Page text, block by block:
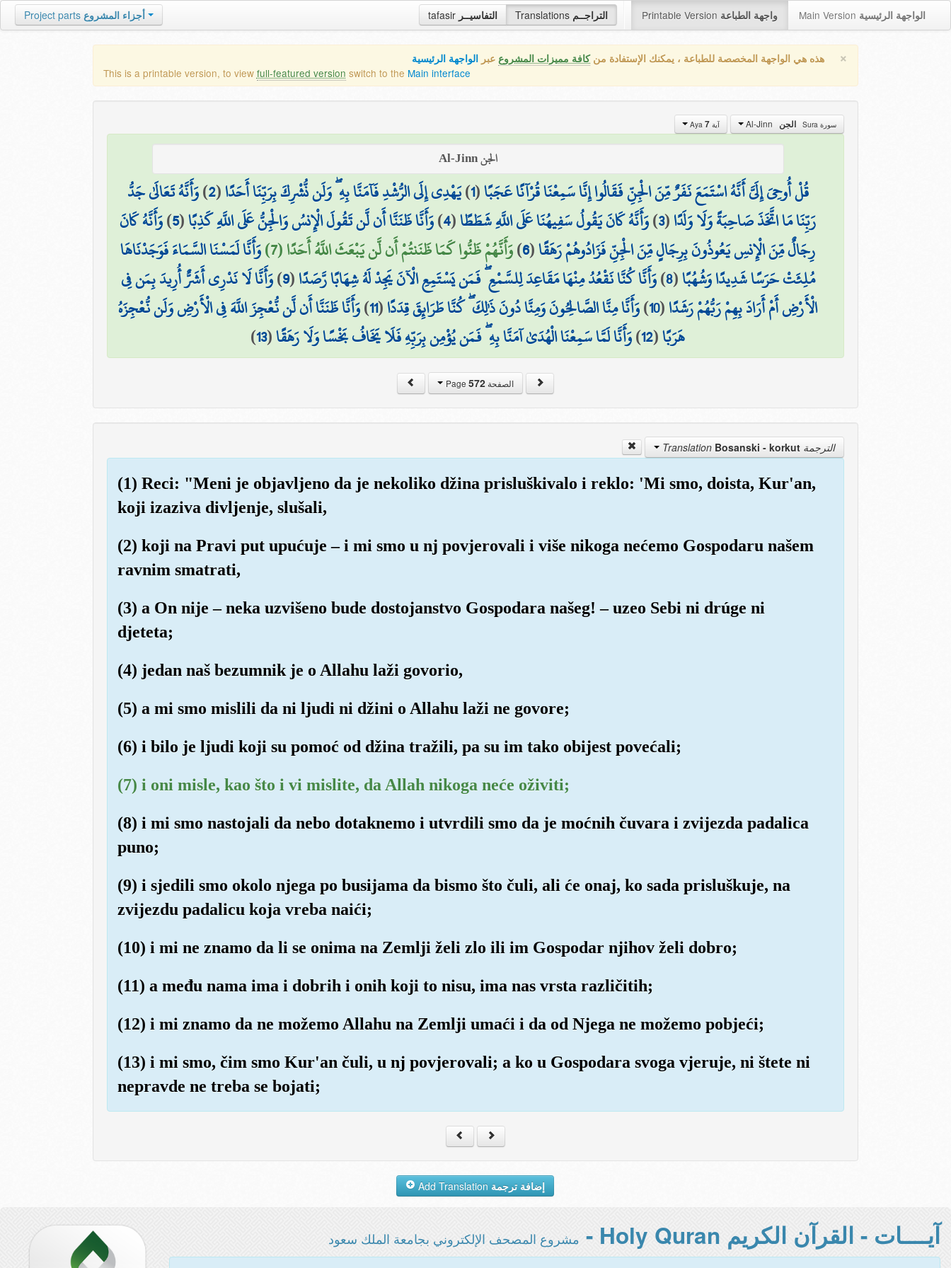
tafasir التفاسيــر Translations التراجــم Printable Version واجهة الطباعة Main Version الواجهة الرئيسية Project parts أجزاء المشروع
× هذه هي الواجهة المخصصة للطباعة ، يمكنك الإستفادة منكافة مميزات المشروع عبر الواجهة الرئيسية
This is a printable version, to view full-featured version switch to the Main interface
سورة Sura الجن آية Aya 7
الجن Al-Jinn
قُلْ أُوحِيَ إِلَيَّ أَنَّهُ اسْتَمَعَ نَفَرٌ مِّنَ الْجِنِّ فَقَالُوا إِنَّا سَمِعْنَا قُرْآنًا عَجَبًا(
1
)يَهْدِي إِلَى الرُّشْدِ فَآمَنَّا بِهِ ۖ وَلَن نُّشْرِكَ بِرَبِّنَا أَحَدًا(
2
)وَأَنَّهُ تَعَالَىٰ جَدُّ
رَبِّنَا مَا اتَّخَذَ صَاحِبَةً وَلَا وَلَدًا(
3
)وَأَنَّهُ كَانَ يَقُولُ سَفِيهُنَا عَلَى اللَّهِ شَطَطًا(
4
)وَأَنَّا ظَنَنَّا أَن لَّن تَقُولَ الْإِنسُ وَالْجِنُّ عَلَى اللَّهِ كَذِبًا(
5
)وَأَنَّهُ كَانَ
رِجَالٌ مِّنَ الْإِنسِ يَعُوذُونَ بِرِجَالٍ مِّنَ الْجِنِّ فَزَادُوهُمْ رَهَقًا(
6
)وَأَنَّهُمْ ظَنُّوا كَمَا ظَنَنتُمْ أَن لَّن يَبْعَثَ اللَّهُ أَحَدًا (7) وَأَنَّا لَمَسْنَا السَّمَاءَ فَوَجَدْنَاهَا
مُلِئَتْ حَرَسًا شَدِيدًا وَشُهُبًا(
8
)وَأَنَّا كُنَّا نَقْعُدُ مِنْهَا مَقَاعِدَ لِلسَّمْعِ ۖ فَمَن يَسْتَمِعِ الْآنَ يَجِدْ لَهُ شِهَابًا رَّصَدًا(
9
)وَأَنَّا لَا نَدْرِي أَشَرٌّ أُرِيدَ بِمَن فِي
الْأَرْضِ أَمْ أَرَادَ بِهِمْ رَبُّهُمْ رَشَدًا(
10
)وَأَنَّا مِنَّا الصَّالِحُونَ وَمِنَّا دُونَ ذَٰلِكَ ۖ كُنَّا طَرَائِقَ قِدَدًا(
11
)وَأَنَّا ظَنَنَّا أَن لَّن نُّعْجِزَ اللَّهَ فِي الْأَرْضِ وَلَن نُّعْجِزَهُ
هَرَبًا(
12
)وَأَنَّا لَمَّا سَمِعْنَا الْهُدَىٰ آمَنَّا بِهِ ۖ فَمَن يُؤْمِن بِرَبِّهِ فَلَا يَخَافُ بَخْسًا وَلَا رَهَقًا(
13
)
الصفحة Page572
الترجمة Translation Bosanski - korkut
(1) Reci: "Meni je objavljeno da je nekoliko džina prisluškivalo i reklo: 'Mi smo, doista, Kur'an,
koji izaziva divljenje, slušali,
(2) koji na Pravi put upućuje – i mi smo u nj povjerovali i više nikoga nećemo Gospodaru našem
ravnim smatrati,
(3) a On nije – neka uzvišeno bude dostojanstvo Gospodara našeg! – uzeo Sebi ni drúge ni
djeteta;
(4) jedan naš bezumnik je o Allahu laži govorio,
(5) a mi smo mislili da ni ljudi ni džini o Allahu laži ne govore;
(6) i bilo je ljudi koji su pomoć od džina tražili, pa su im tako obijest povećali;
(7) i oni misle, kao što i vi mislite, da Allah nikoga neće oživiti;
(8) i mi smo nastojali da nebo dotaknemo i utvrdili smo da je moćnih čuvara i zvijezda padalica
puno;
(9) i sjedili smo okolo njega po busijama da bismo što čuli, ali će onaj, ko sada prisluškuje, na
zvijezdu padalicu koja vreba naići;
(10) i mi ne znamo da li se onima na Zemlji želi zlo ili im Gospodar njihov želi dobro;
(11) a među nama ima i dobrih i onih koji to nisu, ima nas vrsta različitih;
(12) i mi znamo da ne možemo Allahu na Zemlji umaći i da od Njega ne možemo pobjeći;
(13) i mi smo, čim smo Kur'an čuli, u nj povjerovali; a ko u Gospodara svoga vjeruje, ni štete ni
nepravde ne treba se bojati;
إضافة ترجمة
آيــــات - القرآن الكريم Holy Quran - مشروع المصحف الإلكتروني بجامعة الملك سعود